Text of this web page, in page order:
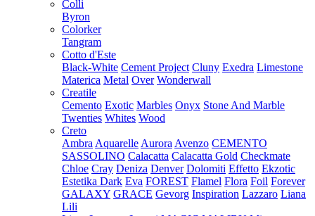
Colli
Byron
Colorker
Tangram
Cotto d'Este
Black-White Cement Project Cluny Exedra Limestone
Materica Metal Over Wonderwall
Creatile
Cemento Exotic Marbles Onyx Stone And Marble
Twenties Whites Wood
Creto
Ambra Aquarelle Aurora Avenzo CEMENTO
SASSOLINO Calacatta Calacatta Gold Checkmate
Chloe Cray Deniza Denver Dolomiti Effetto Ekzotic
Estetika Dark Eva FOREST Flamel Flora Foil Forever
GALAXY GRACE Gevorg Inspiration Lazzaro Liana
Lili